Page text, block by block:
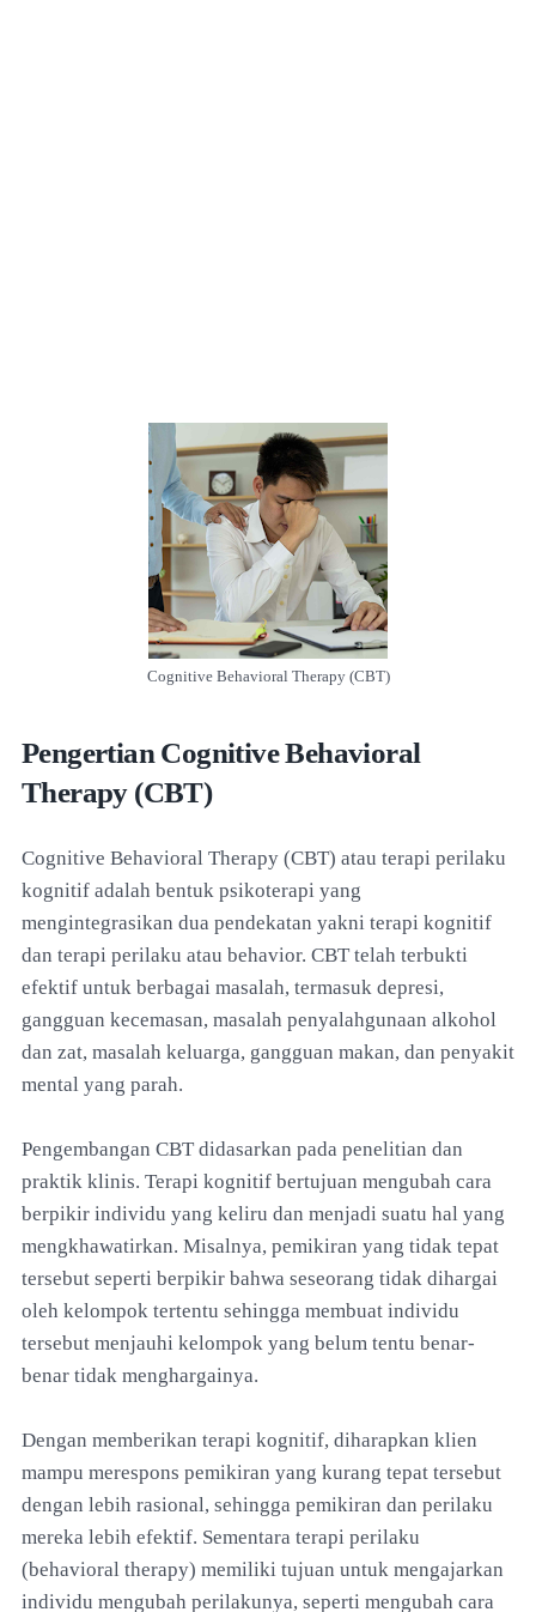
Cognitive Behavioral Therapy (CBT)
Pengertian Cognitive Behavioral
Therapy (CBT)
Cognitive Behavioral Therapy (CBT) atau terapi perilaku
kognitif adalah bentuk psikoterapi yang
mengintegrasikan dua pendekatan yakni terapi kognitif
dan terapi perilaku atau behavior. CBT telah terbukti
efektif untuk berbagai masalah, termasuk depresi,
gangguan kecemasan, masalah penyalahgunaan alkohol
dan zat, masalah keluarga, gangguan makan, dan penyakit
mental yang parah.
Pengembangan CBT didasarkan pada penelitian dan
praktik klinis. Terapi kognitif bertujuan mengubah cara
berpikir individu yang keliru dan menjadi suatu hal yang
mengkhawatirkan. Misalnya, pemikiran yang tidak tepat
tersebut seperti berpikir bahwa seseorang tidak dihargai
oleh kelompok tertentu sehingga membuat individu
tersebut menjauhi kelompok yang belum tentu benar-
benar tidak menghargainya.
Dengan memberikan terapi kognitif, diharapkan klien
mampu merespons pemikiran yang kurang tepat tersebut
dengan lebih rasional, sehingga pemikiran dan perilaku
mereka lebih efektif. Sementara terapi perilaku
(behavioral therapy) memiliki tujuan untuk mengajarkan
individu mengubah perilakunya, seperti mengubah cara